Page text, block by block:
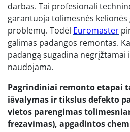
darbas. Tai profesionali
garantuoja tolimesnės
problemų. Todėl Euromaster
galimas padangos remontas.
padangą sugadina
naudojama.
Pagrindiniai remonto etapai
išvalymas ir tikslus defekto
vietos parengimas
frezavimas), apgadintos